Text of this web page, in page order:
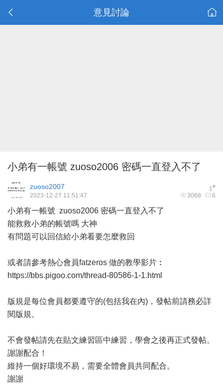
意見討論
小弟有一帳號 zuoso2006 密碼一直登入不了
1#
zuoso2007
3068 6
2023-12-27 11:51:47
小弟有一帳號 zuoso2006 密碼一直登入不了
能救救小弟的帳號嗎 大神
有問題可以回信給小弟看要怎麼救回
或者請參考熱心會員fatzeros 做的教學影片︰
https://bbs.pigoo.com/thread-80586-1-1.html
版規是每位會員都要遵守的(包括我在內)，發帖前請務必詳
閱版規。
不會發帖請先在貼文練習區中練習，學會之後再正式發帖。
謝謝配合！
維持一個好環境不易，需要全體會員共同配合。
謝謝